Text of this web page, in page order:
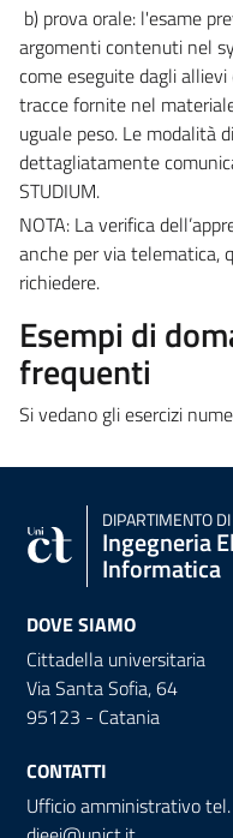
b) prova orale: l'esame
argomenti contenuti nel
come eseguite dagli
tracce fornite nel
uguale peso. Le modalità
dettagliatamente
STUDIUM.
NOTA: La verifica
anche per via telematica,
richiedere.
Esempi di
frequenti
Sivedano gliesercizi
DIPARTIMENTO DI
Ingegneria
Informatica
DOVE SIAMO
Cittadella universitaria
Via Santa Sofia, 64
95123 - Catania
CONTATTI
Ufficio amministrativo